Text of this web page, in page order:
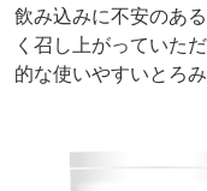
飲み込みに不安のあ
く召し上がっていた
的な使いやすいとろ